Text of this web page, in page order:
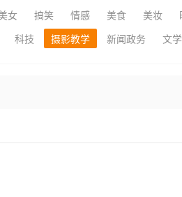
女 搞笑 情感 美食 美妆
科技 摄影教学 新闻政务 文